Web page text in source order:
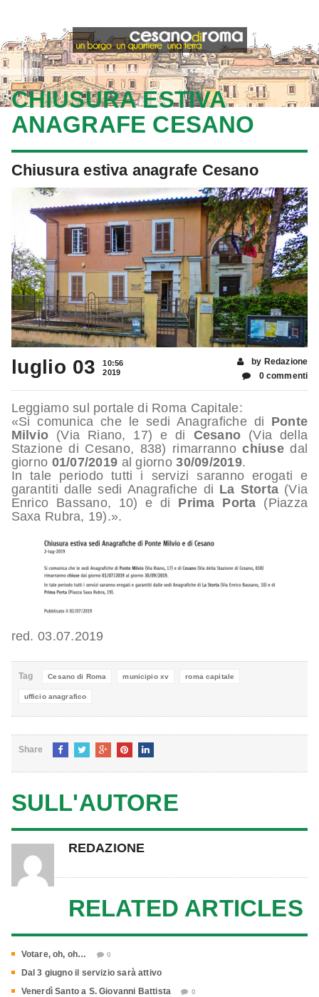
CHIUSURA ESTIVA
ANAGRAFE CESANO
Chiusura estiva anagrafe Cesano
luglio 03
10:56
2019
by Redazione
0 commenti
Leggiamo sul portale di Roma Capitale:
«Si comunica che le sedi Anagrafiche di Ponte
Milvio (Via Riano, 17) e di Cesano (Via della
Stazione di Cesano, 838) rimarrannochiuse dal
giorno 01/07/2019 al giorno30/09/2019.
In tale periodo tutti i servizi saranno erogati e
garantiti dalle sedi Anagrafiche di La Storta (Via
Enrico Bassano, 10) e di Prima Porta (Piazza
Saxa Rubra, 19).».
red. 03.07.2019
Tag Cesano di Roma municipio xv roma capitale
ufficio anagrafico
Share
SULL'AUTORE
REDAZIONE
RELATED ARTICLES
Votare, oh, oh… 0
Dal 3 giugno il servizio sarà attivo
Venerdì Santo a S. Giovanni Battista
0